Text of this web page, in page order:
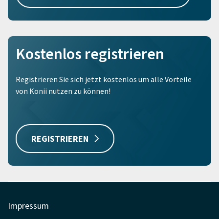
Kostenlos registrieren
Registrieren Sie sich jetzt kostenlos um alle Vorteile
von Konii nutzen zu können!
REGISTRIEREN
Impressum